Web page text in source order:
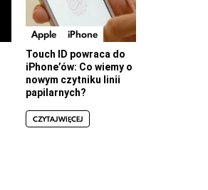
Apple iPhone
Touch ID powraca do
iPhone’ów: Co wiemy o
nowym czytniku linii
papilarnych?
CZYTAJ WIĘCEJ